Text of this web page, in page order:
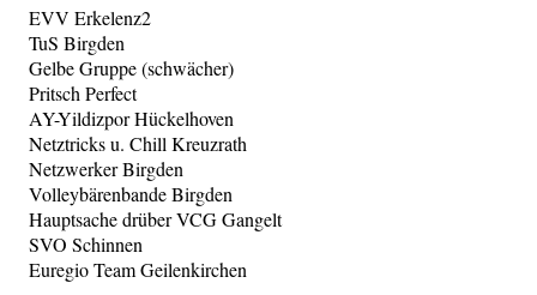
EVV Erkelenz2
TuS Birgden
Gelbe Gruppe (schwächer)
Pritsch Perfect
AY-Yildizpor Hückelhoven
Netztricks u. Chill Kreuzrath
Netzwerker Birgden
Volleybärenbande Birgden
Hauptsache drüber VCG Gangelt
SVO Schinnen
Euregio Team Geilenkirchen